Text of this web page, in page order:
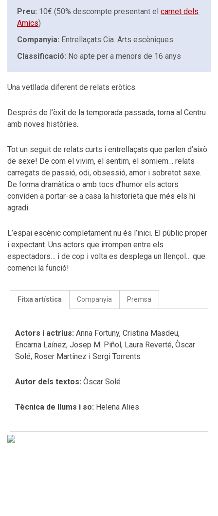
Preu: 10€ (50% descompte presentant el carnet dels
Amics)
Companyia: Entrellaçats Cia. Arts escèniques
Classificació: No apte per a menors de 16 anys
Una vetllada diferent de relats eròtics.
Després de l’èxit de la temporada passada, torna al Centru
amb noves històries.
Tot un seguit de relats curts i entrellaçats que parlen d’això:
de sexe! De com el vivim, el sentim, el somiem… relats
carregats de passió, odi, obsessió, amor i sobretot sexe.
De forma dramàtica o amb tocs d’humor els actors
conviden a portar-se a casa la historieta que més els hi
agradi.
L’espai escènic completament nu és l’inici. El públic proper
i expectant. Uns actors que irrompen entre els
espectadors… i de cop i volta es desplega un llençol… que
comenci la funció!
Fitxa artística Companyia Premsa
Actors i actrius: Anna Fortuny, Cristina Masdeu,
Encarna Laínez, Josep M. Piñol, Laura Reverté, Òscar
Solé, Roser Martínez i Sergi Torrents
Autor dels textos: Òscar Solé
Tècnica de llums i so: Helena Alies